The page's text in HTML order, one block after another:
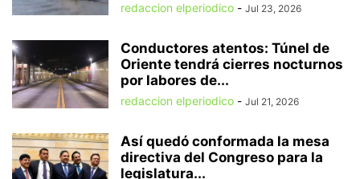
redaccion elperiodico - Jul 23, 2026
Conductores atentos: Túnel de
Oriente tendrá cierres nocturnos
por labores de...
redaccion elperiodico - Jul 21, 2026
Así quedó conformada la mesa
directiva del Congreso para la
legislatura...